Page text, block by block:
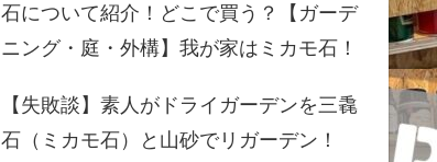
石について紹介！どこで買う？【ガーデ
ニング・庭・外構】我が家はミカモ石！
【失敗談】素人がドライガーデンを三毳
石（ミカモ石）と山砂でリガーデン！